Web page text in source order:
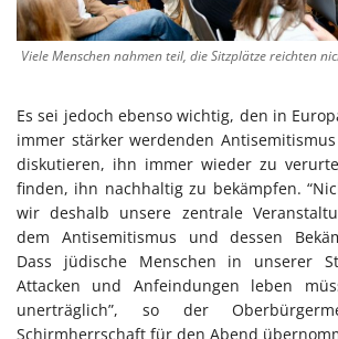
Viele Menschen nahmen teil, die Sitzplätze reichten
Es sei jedoch ebenso wichtig, den in
immer stärker werdenden
diskutieren, ihn immer wieder zu
finden, ihn nachhaltig zu bekämpfen.
wir deshalb unsere zentrale
dem Antisemitismus und dessen
Dass jüdische Menschen in unserer
Attacken und Anfeindungen leben
unerträglich”, so der
Schirmherrschaft für den Abend